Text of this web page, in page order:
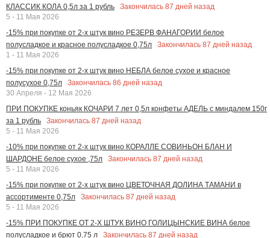
КЛАССИК КОЛА 0,5л за 1 рубль
Закончилась 87 дней назад
5 - 11 Мая 2026
-15% при покупке от 2-х штук вино РЕЗЕРВ ФАНАГОРИИ белое
полусладкое и красное полусладкое 0,75л
Закончилась 87 дней назад
1 - 11 Мая 2026
-15% при покупке от 2-х штук вино НЕБЛА белое сухое и красное
полусухое 0,75л
Закончилась 86 дней назад
30 Апреля - 12 Мая 2026
ПРИ ПОКУПКЕ коньяк КОЧАРИ 7 лет 0,5л конфеты АДЕЛЬ с миндалем 150г
за 1 рубль
Закончилась 87 дней назад
5 - 11 Мая 2026
-10% при покупке от 2-х штук вино КОРАЛЛЕ СОВИНЬОН БЛАН И
ШАРДОНЕ белое сухое ,75л
Закончилась 87 дней назад
5 - 11 Мая 2026
-15% при покупке от 2-х штук вино ЦВЕТОЧНАЯ ДОЛИНА ТАМАНИ в
ассортименте 0,75л
Закончилась 87 дней назад
5 - 11 Мая 2026
-15% ПРИ ПОКУПКЕ ОТ 2-Х ШТУК ВИНО ГОЛИЦЫНСКИЕ ВИНА белое
полусладкое и брют 0,75 л
Закончилась 87 дней назад